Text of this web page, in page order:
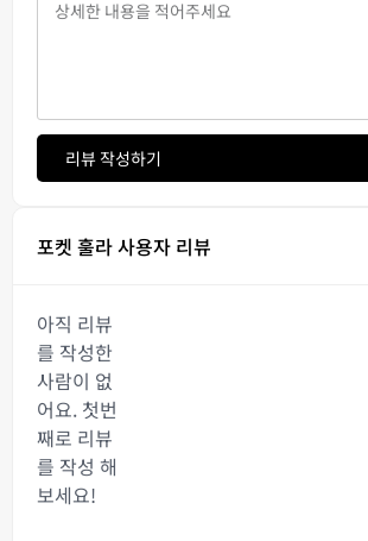
리뷰 작성하기
포켓 훌라 사용자 리뷰
아직 리뷰
를 작성한
사람이 없
어요. 첫번
째로 리뷰
를 작성 해
보세요!